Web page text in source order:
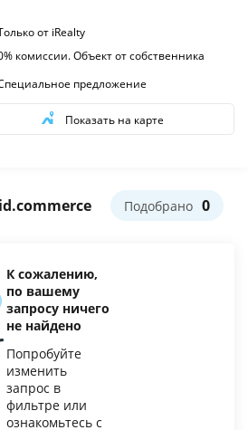
от iRealty
комиссии. Объект от собственника
предложение
Показать на карте
Подобрано 0
К сожалению,
по вашему
запросу ничего
не найдено
Попробуйте
изменить
запрос в
фильтре или
ознакомьтесь с